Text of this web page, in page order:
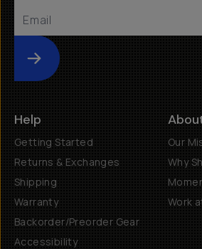
Submit
Help
Getting Started
Returns & Exchanges
Shipping
Warranty
Backorder/Preorder Gear
Accessibility
Our
Why
Work